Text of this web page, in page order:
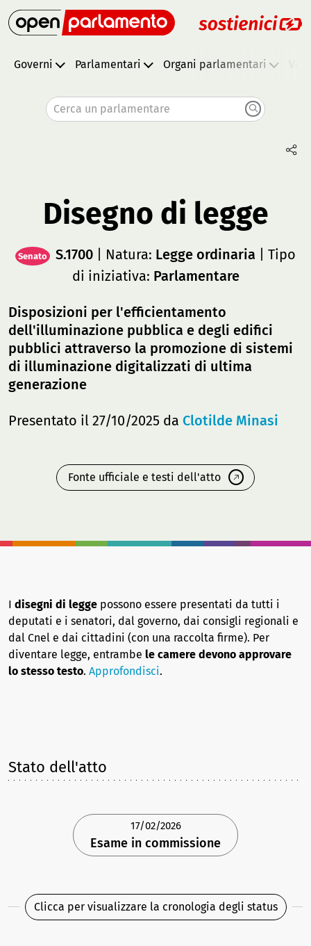
Governi Parlamentari Organi parlamentari
Cerca un parlamentare
Disegno di legge
Senato S.1700 | Natura: Legge ordinaria | Tipo
di iniziativa: Parlamentare
Disposizioni per l'efficientamento
dell'illuminazione pubblica e degli edifici
pubblici attraverso la promozione di sistemi
di illuminazione digitalizzati di ultima
generazione
Presentato il 27/10/2025 da Clotilde Minasi
Fonte ufficiale e testi dell'atto
I disegni di legge possono essere presentati da tutti i
deputati e i senatori, dal governo, dai consigli regionali e
dal Cnel e dai cittadini (con una raccolta firme). Per
diventare legge, entrambe le camere devono approvare
lo stesso testo. Approfondisci.
Stato dell'atto
17/02/2026
Esame in commissione
Clicca per visualizzare la cronologia degli status